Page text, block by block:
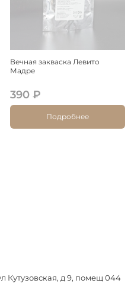
Вечная закваска Левито
Мадре
390 ₽
Подробнее
Кутузовская, д 9, помещ 044